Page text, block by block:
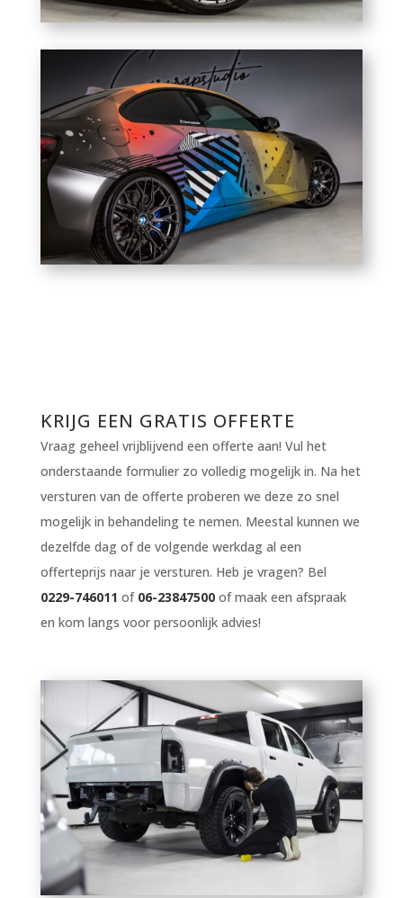
KRIJG EEN GRATIS OFFERTE
Vraag geheel vrijblijvend een offerte aan! Vul het
onderstaande formulier zo volledig mogelijk in. Na het
versturen van de offerte proberen we deze zo snel
mogelijk in behandeling te nemen. Meestal kunnen we
dezelfde dag of de volgende werkdag al een
offerteprijs naar je versturen. Heb je vragen? Bel
0229-746011 of 06-23847500of maak een afspraak
en kom langs voor persoonlijk advies!